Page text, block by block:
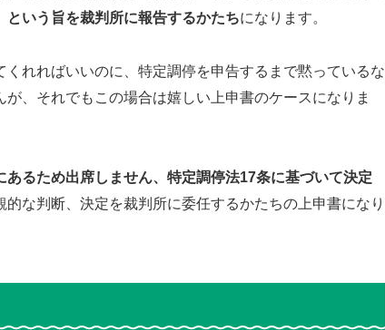
という旨を裁判所に報告するかたちになります。
くれればいいのに、特定調停を申告するまで黙っているな
、それでもこの場合は嬉しい上申書のケースになりま
あるため出席しません、特定調停法17条に基づいて決定
的な判断、決定を裁判所に委任するかたちの上申書になり